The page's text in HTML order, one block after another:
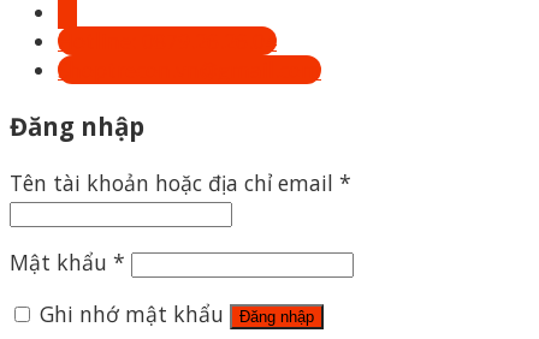
Hotline: 0879.26.26.04
Shoptrecon.vn@gmail.com
Đăng nhập
Tên tài khoản hoặc địa chỉ email *
Mật khẩu *
Ghi nhớ mật khẩu
Đăng nhập